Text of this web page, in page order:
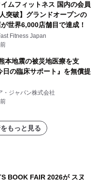
イムフィットネス 国内の会員
突破】グランドオープンの
世界6,000店舗目で達成！
Fitness Japan
本地震の被災地医療を支
の臨床サポート』を無償提
・ジャパン株式会社
もっと見る
BOOK FAIR 2026が スヌ